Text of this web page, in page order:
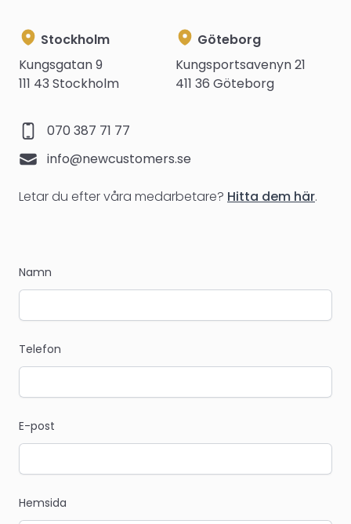
Stockholm Address
Stockholm
Kungsgatan 9
111 43 Stockholm
Göteborg Address
Göteborg
Kungsportsavenyn 21
411 36 Göteborg
Phone number
070 387 71 77
Emailinfo@newcustomers.se
Letar du efter våra medarbetare? Hitta dem här.
Namn
Telefon
E-post
Hemsida